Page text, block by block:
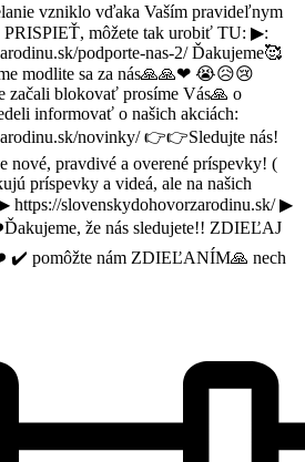
vzniklo vďaka Vaším pravideľnym
môžete tak urobiť TU: ▶:
podporte-nas-2/ Ďakujeme🥰
modlite sa za nás🙏🙏❤ 😭😥😢
začali blokovať prosíme Vás🙏 o
informovať o našich akciách:
novinky/ 👉👉Sledujte nás!
nové, pravdivé a overené príspevky! (
príspevky a videá, ale na našich
https://slovenskydohovorzarodinu.sk/ ▶
že nás sledujete!! ZDIEĽAJ
✔️ pomôžte nám ZDIEĽANÍM🙏 nech